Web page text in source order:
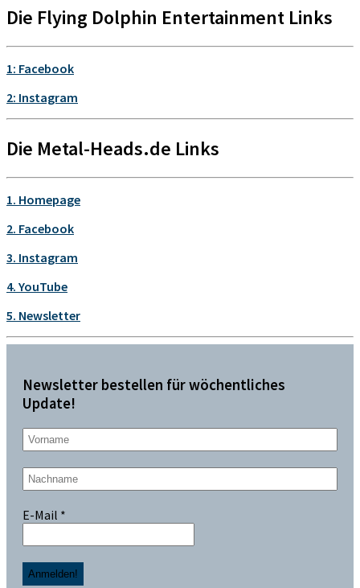
Die Flying Dolphin Entertainment Links
1: Facebook
2: Instagram
Die Metal-Heads.de Links
1. Homepage
2. Facebook
3. Instagram
4. YouTube
5. Newsletter
Newsletter bestellen für wöchentliches
Update!
E-Mail *